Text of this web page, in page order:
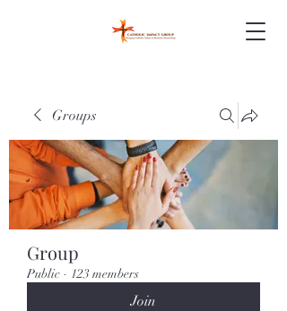
Groups
Group
Public · 123 members
Join